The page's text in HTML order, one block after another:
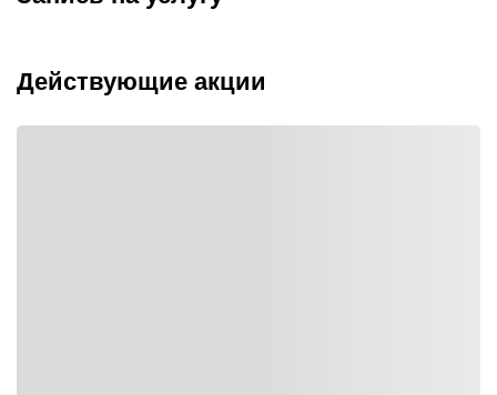
Действующие акции